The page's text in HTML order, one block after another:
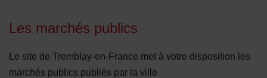
Les marchés publics
Le site de Tremblay-en-France met à votre disposition les
marchés publics publiés par la ville